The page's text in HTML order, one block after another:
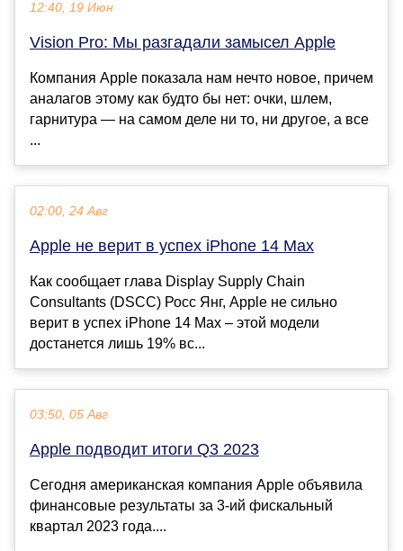
12:40, 19 Июн
Vision Pro: Мы разгадали замысел Apple
Компания Apple показала нам нечто новое, причем
аналагов этому как будто бы нет: очки, шлем,
гарнитура — на самом деле ни то, ни другое, а все
...
02:00, 24 Авг
Apple не верит в успех iPhone 14 Max
Как сообщает глава Display Supply Chain
Consultants (DSCC) Росс Янг, Apple не сильно
верит в успех iPhone 14 Max – этой модели
достанется лишь 19% вс...
03:50, 05 Авг
Apple подводит итоги Q3 2023
Сегодня американская компания Apple объявила
финансовые результаты за 3-ий фискальный
квартал 2023 года....